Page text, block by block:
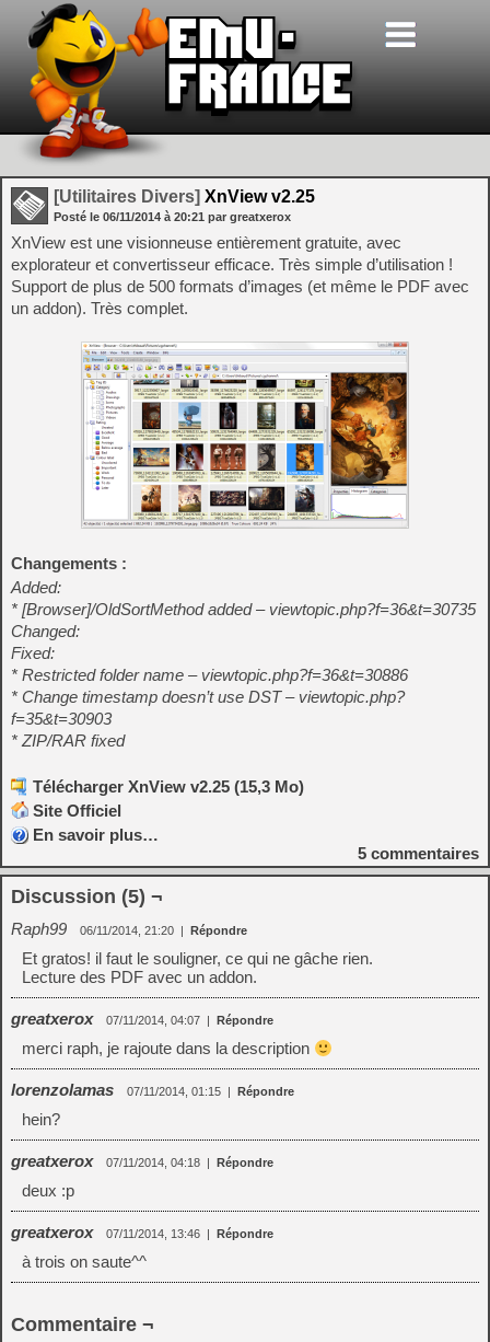
[Utilitaires Divers] XnView v2.25
Posté le 06/11/2014 à 20:21 par greatxerox
XnView est une visionneuse entièrement gratuite, avec
explorateur et convertisseur efficace. Très simple d’utilisation !
Support de plus de 500 formats d’images (et même le PDF avec
un addon). Très complet.
Changements :
Added:
* [Browser]/OldSortMethod added – viewtopic.php?f=36&t=30735
Changed:
Fixed:
* Restricted folder name – viewtopic.php?f=36&t=30886
* Change timestamp doesn’t use DST – viewtopic.php?
f=35&t=30903
* ZIP/RAR fixed
Télécharger XnView v2.25 (15,3 Mo)
Site Officiel
En savoir plus…
5 commentaires
Discussion (5) ¬
Raph99 06/11/2014, 21:20 | Répondre
Et gratos! il faut le souligner, ce qui ne gâche rien.
Lecture des PDF avec un addon.
greatxerox 07/11/2014, 04:07 | Répondre
merci raph, je rajoute dans la description
lorenzolamas 07/11/2014, 01:15 | Répondre
hein?
greatxerox 07/11/2014, 04:18 | Répondre
deux :p
greatxerox 07/11/2014, 13:46 | Répondre
à trois on saute^^
Commentaire ¬